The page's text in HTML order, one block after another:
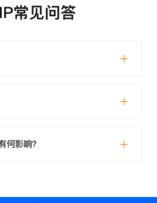
常见问答
何影响？